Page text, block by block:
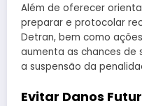
Além de oferecer
preparar e protocolar
Detran, bem como
aumenta as chances de
a suspensão da
Evitar Danos